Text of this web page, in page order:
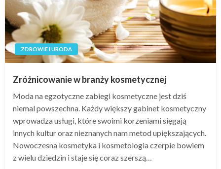
ZDROWIE I URODA
Zróżnicowanie w branży kosmetycznej
Moda na egzotyczne zabiegi kosmetyczne jest dziś
niemal powszechna. Każdy większy gabinet kosmetyczny
wprowadza usługi, które swoimi korzeniami sięgają
innych kultur oraz nieznanych nam metod upiększających.
Nowoczesna kosmetyka i kosmetologia czerpie bowiem
z wielu dziedzin i staje się coraz szerszą…